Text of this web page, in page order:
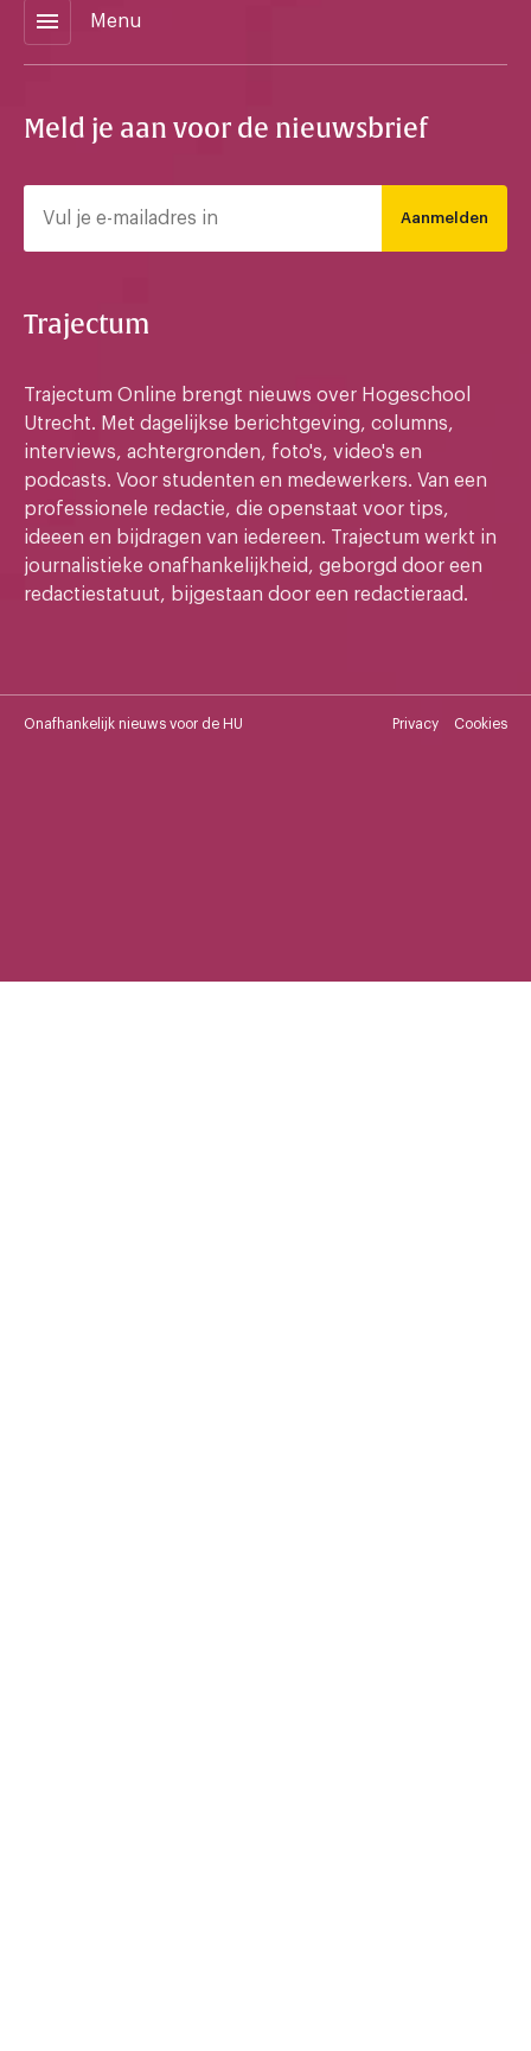
menu Menu
Meld je aan voor de nieuwsbrief
Aanmelden
Trajectum
Trajectum Online brengt nieuws over Hogeschool
Utrecht. Met dagelijkse berichtgeving, columns,
interviews, achtergronden, foto's, video's en
podcasts. Voor studenten en medewerkers. Van een
professionele redactie, die openstaat voor tips,
ideeen en bijdragen van iedereen. Trajectum werkt in
journalistieke onafhankelijkheid, geborgd door een
redactiestatuut, bijgestaan door een redactieraad.
Onafhankelijk nieuws voor de HU Privacy Cookies